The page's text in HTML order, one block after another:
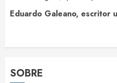
Eduardo Galeano, escritor
SOBRE